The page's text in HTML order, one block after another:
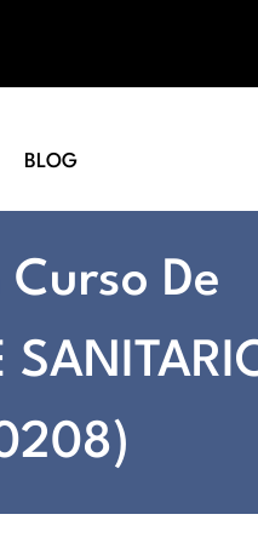
BLOG
De